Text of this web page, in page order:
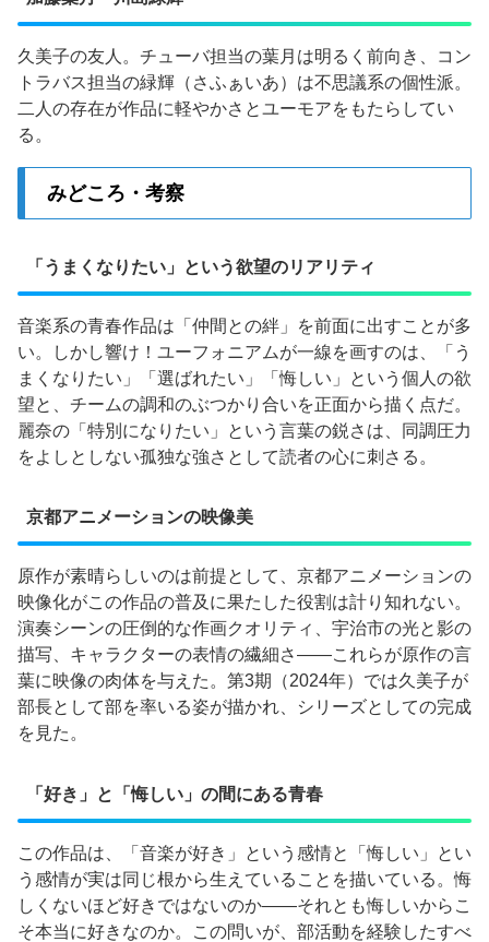
久美子の友人。チューバ担当の葉月は明るく前向き、コン
トラバス担当の緑輝（さふぁいあ）は不思議系の個性派。
二人の存在が作品に軽やかさとユーモアをもたらしてい
る。
みどころ・考察
「うまくなりたい」という欲望のリアリティ
音楽系の青春作品は「仲間との絆」を前面に出すことが多
い。しかし響け！ユーフォニアムが一線を画すのは、「う
まくなりたい」「選ばれたい」「悔しい」という個人の欲
望と、チームの調和のぶつかり合いを正面から描く点だ。
麗奈の「特別になりたい」という言葉の鋭さは、同調圧力
をよしとしない孤独な強さとして読者の心に刺さる。
京都アニメーションの映像美
原作が素晴らしいのは前提として、京都アニメーションの
映像化がこの作品の普及に果たした役割は計り知れない。
演奏シーンの圧倒的な作画クオリティ、宇治市の光と影の
描写、キャラクターの表情の繊細さ——これらが原作の言
葉に映像の肉体を与えた。第3期（2024年）では久美子が
部長として部を率いる姿が描かれ、シリーズとしての完成
を見た。
「好き」と「悔しい」の間にある青春
この作品は、「音楽が好き」という感情と「悔しい」とい
う感情が実は同じ根から生えていることを描いている。悔
しくないほど好きではないのか——それとも悔しいからこ
そ本当に好きなのか。この問いが、部活動を経験したすべ